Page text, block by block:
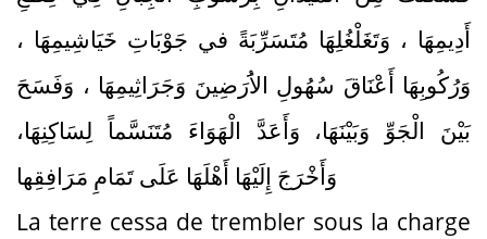
أَدِيمِهَا ، وَتَغَلْغُلِهَا مُتَسَرِّبَةً في جَوْبَاتِ خَيَاشِيمِهَا ،
وَرُكُوبِهَا أَعْنَاقَ سُهُولِ الاَُرَضِينَ وَجَرَاثِيمِهَا ، وَفَسَحَ
بَيْنَ الْجَوِّ وَبَيْنَهَا، وَأَعَدَّ الْهَوَاءَ مُتَنَسَّماً لِسَاكِنِهَا،
وَأَخْرَجَ إِلَيْهَا أَهْلَهَا عَلَى تَمَامِ مَرَافِقِها
La terre cessa de trembler sous la charge